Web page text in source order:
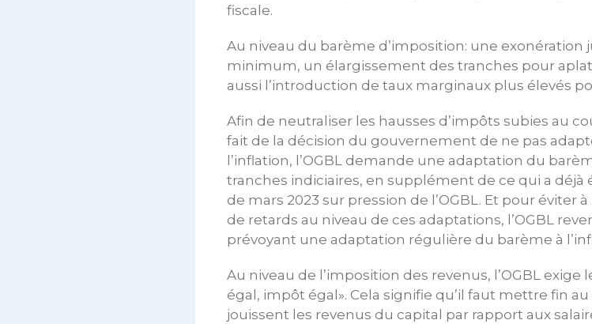
fiscale.
Au niveau du barème d’imposition: une exonération
minimum, un élargissement des tranches pour
aussi l’introduction de taux marginaux plus élevés
Afin de neutraliser les hausses d’impôts subies au
fait de la décision du gouvernement de ne pas
l’inflation, l’OGBL demande une adaptation du
tranches indiciaires, en supplément de ce qui a déjà
de mars 2023 sur pression de l’OGBL. Et pour éviter
de retards au niveau de ces adaptations, l’OGBL
prévoyant une adaptation régulière du barème à
Au niveau de l’imposition des revenus, l’OGBL
égal, impôt égal». Cela signifie qu’il faut mettre fin
jouissent les revenus du capital par rapport aux